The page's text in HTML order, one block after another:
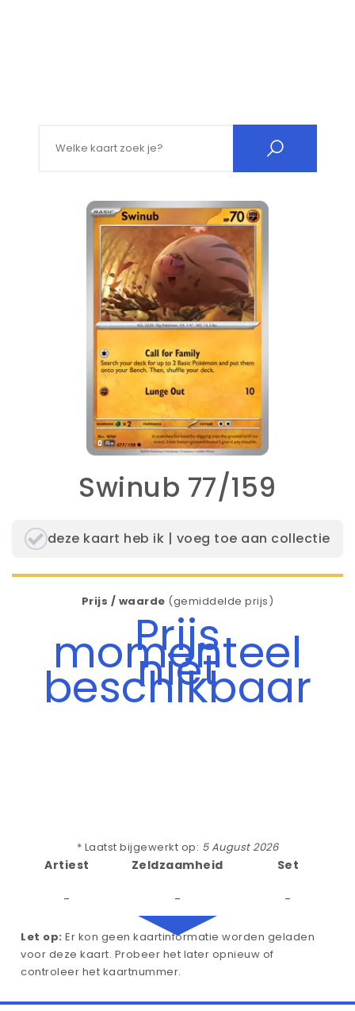
Swinub 77/159
deze kaart heb ik | voeg toe aan collectie
Prijs / waarde (gemiddelde prijs)
Prijs
momenteel
niet
beschikbaar
* Laatst bijgewerkt op: 5 August 2026
Artiest
-
Zeldzaamheid
-
Set
-
Let op: Er kon geen kaartinformatie worden geladen
voor deze kaart. Probeer het later opnieuw of
controleer het kaartnummer.